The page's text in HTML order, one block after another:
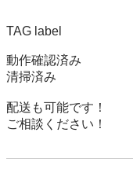
TAG label
動作確認済み
清掃済み
配送も可能です！
ご相談ください！